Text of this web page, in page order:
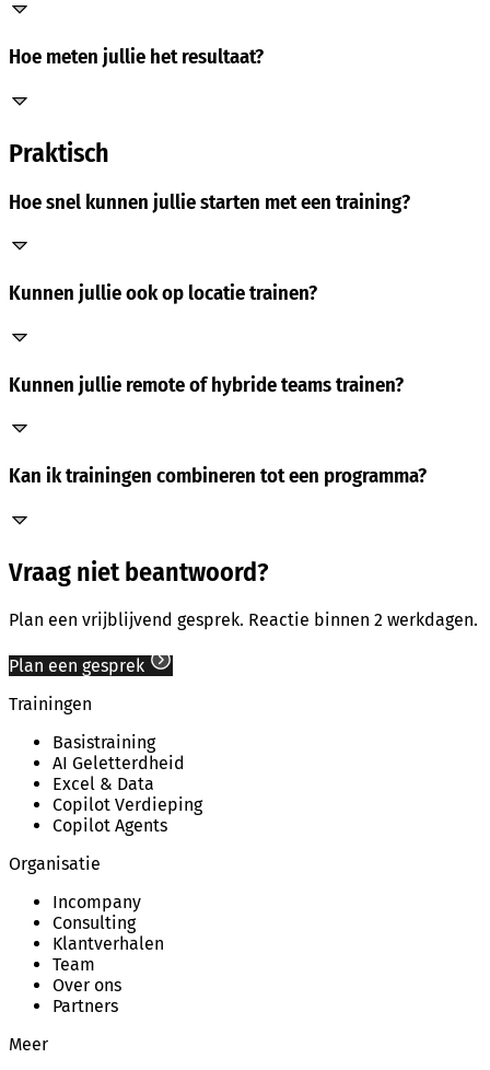
Hoe meten jullie het resultaat?
Praktisch
Hoe snel kunnen jullie starten met een training?
Kunnen jullie ook op locatie trainen?
Kunnen jullie remote of hybride teams trainen?
Kan ik trainingen combineren tot een programma?
Vraag niet beantwoord?
Plan een vrijblijvend gesprek. Reactie binnen 2 werkdagen.
Plan een gesprek
Trainingen
Basistraining
AI Geletterdheid
Excel & Data
Copilot Verdieping
Copilot Agents
Organisatie
Incompany
Consulting
Klantverhalen
Team
Over ons
Partners
Meer